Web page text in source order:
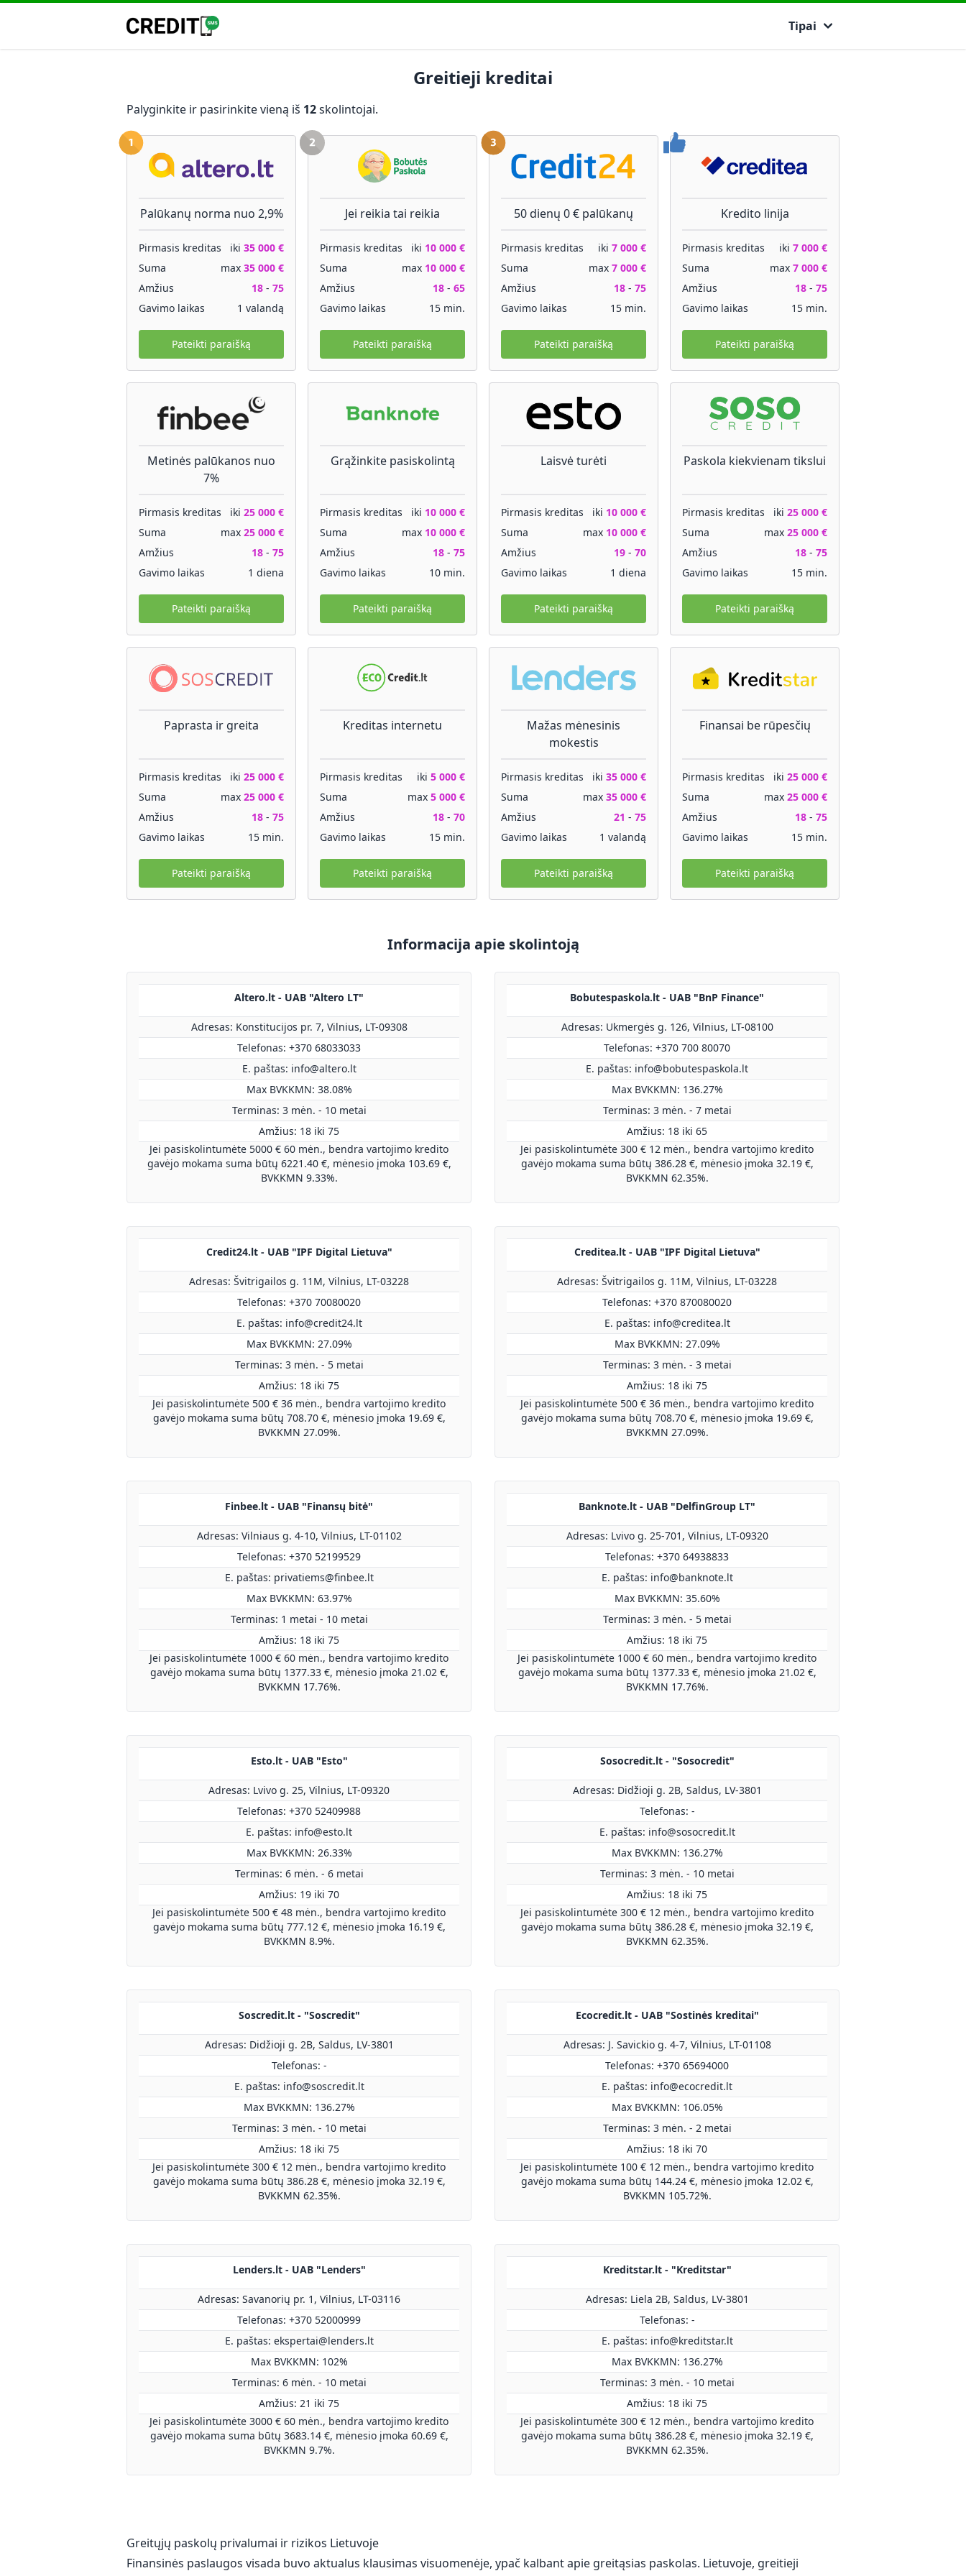
Tipai
Greitieji kreditai
Palyginkite ir pasirinkite vieną iš 12skolintojai.
Palūkanų norma nuo 2,9%
Pirmasis kreditas iki 35 000 €
Suma
max 35 000 €
Amžius
18 - 75
Gavimo laikas
1 valandą
Pateikti paraišką
Jei reikia tai reikia
Pirmasis kreditas iki 10 000 €
Suma
max 10 000 €
Amžius
18 - 65
Gavimo laikas
15 min.
Pateikti paraišką
50 dienų 0 € palūkanų
Pirmasis kreditas iki 7 000 €
Suma
max 7 000 €
Amžius
18 - 75
Gavimo laikas
15 min.
Pateikti paraišką
Kredito linija
Pirmasis kreditas iki 7 000 €
Suma
max 7 000 €
Amžius
18 - 75
Gavimo laikas
15 min.
Pateikti paraišką
Metinės palūkanos nuo
7%
Pirmasis kreditas iki 25 000 €
Suma
max 25 000 €
Amžius
18 - 75
Gavimo laikas
1 diena
Pateikti paraišką
Grąžinkite pasiskolintą
Pirmasis kreditas iki 10 000 €
Suma
max 10 000 €
Amžius
18 - 75
Gavimo laikas
10 min.
Pateikti paraišką
Laisvė turėti
Pirmasis kreditas iki 10 000 €
Suma
max 10 000 €
Amžius
19 - 70
Gavimo laikas
1 diena
Pateikti paraišką
Paskola kiekvienam tikslui
Pirmasis kreditas iki 25 000 €
Suma
max 25 000 €
Amžius
18 - 75
Gavimo laikas
15 min.
Pateikti paraišką
Paprasta ir greita
Pirmasis kreditas iki 25 000 €
Suma
max 25 000 €
Amžius
18 - 75
Gavimo laikas
15 min.
Pateikti paraišką
Kreditas internetu
Pirmasis kreditas iki 5 000 €
Suma
max 5 000 €
Amžius
18 - 70
Gavimo laikas
15 min.
Pateikti paraišką
Mažas mėnesinis
mokestis
Pirmasis kreditas iki 35 000 €
Suma
max 35 000 €
Amžius
21 - 75
Gavimo laikas
1 valandą
Pateikti paraišką
Finansai be rūpesčių
Pirmasis kreditas iki 25 000 €
Suma
max 25 000 €
Amžius
18 - 75
Gavimo laikas
15 min.
Pateikti paraišką
Informacija apie skolintoją
Altero.lt - UAB "Altero LT"
Adresas: Konstitucijos pr. 7, Vilnius, LT-09308
Telefonas: +370 68033033
E. paštas: info@altero.lt
Max BVKKMN: 38.08%
Terminas: 3 mėn. - 10 metai
Amžius: 18 iki 75
Jei pasiskolintumėte 5000 € 60 mėn., bendra vartojimo kredito
gavėjo mokama suma būtų 6221.40 €, mėnesio įmoka 103.69 €,
BVKKMN 9.33%.
Bobutespaskola.lt - UAB "BnP Finance"
Adresas: Ukmergės g. 126, Vilnius, LT-08100
Telefonas: +370 700 80070
E. paštas: info@bobutespaskola.lt
Max BVKKMN: 136.27%
Terminas: 3 mėn. - 7 metai
Amžius: 18 iki 65
Jei pasiskolintumėte 300 € 12 mėn., bendra vartojimo kredito
gavėjo mokama suma būtų 386.28 €, mėnesio įmoka 32.19 €,
BVKKMN 62.35%.
Credit24.lt - UAB "IPF Digital Lietuva"
Adresas: Švitrigailos g. 11M, Vilnius, LT-03228
Telefonas: +370 70080020
E. paštas: info@credit24.lt
Max BVKKMN: 27.09%
Terminas: 3 mėn. - 5 metai
Amžius: 18 iki 75
Jei pasiskolintumėte 500 € 36 mėn., bendra vartojimo kredito
gavėjo mokama suma būtų 708.70 €, mėnesio įmoka 19.69 €,
BVKKMN 27.09%.
Creditea.lt - UAB "IPF Digital Lietuva"
Adresas: Švitrigailos g. 11M, Vilnius, LT-03228
Telefonas: +370 870080020
E. paštas: info@creditea.lt
Max BVKKMN: 27.09%
Terminas: 3 mėn. - 3 metai
Amžius: 18 iki 75
Jei pasiskolintumėte 500 € 36 mėn., bendra vartojimo kredito
gavėjo mokama suma būtų 708.70 €, mėnesio įmoka 19.69 €,
BVKKMN 27.09%.
Finbee.lt - UAB "Finansų bitė"
Adresas: Vilniaus g. 4-10, Vilnius, LT-01102
Telefonas: +370 52199529
E. paštas: privatiems@finbee.lt
Max BVKKMN: 63.97%
Terminas: 1 metai - 10 metai
Amžius: 18 iki 75
Jei pasiskolintumėte 1000 € 60 mėn., bendra vartojimo kredito
gavėjo mokama suma būtų 1377.33 €, mėnesio įmoka 21.02 €,
BVKKMN 17.76%.
Banknote.lt - UAB "DelfinGroup LT"
Adresas: Lvivo g. 25-701, Vilnius, LT-09320
Telefonas: +370 64938833
E. paštas: info@banknote.lt
Max BVKKMN: 35.60%
Terminas: 3 mėn. - 5 metai
Amžius: 18 iki 75
Jei pasiskolintumėte 1000 € 60 mėn., bendra vartojimo kredito
gavėjo mokama suma būtų 1377.33 €, mėnesio įmoka 21.02 €,
BVKKMN 17.76%.
Esto.lt - UAB "Esto"
Adresas: Lvivo g. 25, Vilnius, LT-09320
Telefonas: +370 52409988
E. paštas: info@esto.lt
Max BVKKMN: 26.33%
Terminas: 6 mėn. - 6 metai
Amžius: 19 iki 70
Jei pasiskolintumėte 500 € 48 mėn., bendra vartojimo kredito
gavėjo mokama suma būtų 777.12 €, mėnesio įmoka 16.19 €,
BVKKMN 8.9%.
Sosocredit.lt - "Sosocredit"
Adresas: Didžioji g. 2B, Saldus, LV-3801
Telefonas: -
E. paštas: info@sosocredit.lt
Max BVKKMN: 136.27%
Terminas: 3 mėn. - 10 metai
Amžius: 18 iki 75
Jei pasiskolintumėte 300 € 12 mėn., bendra vartojimo kredito
gavėjo mokama suma būtų 386.28 €, mėnesio įmoka 32.19 €,
BVKKMN 62.35%.
Soscredit.lt - "Soscredit"
Adresas: Didžioji g. 2B, Saldus, LV-3801
Telefonas: -
E. paštas: info@soscredit.lt
Max BVKKMN: 136.27%
Terminas: 3 mėn. - 10 metai
Amžius: 18 iki 75
Jei pasiskolintumėte 300 € 12 mėn., bendra vartojimo kredito
gavėjo mokama suma būtų 386.28 €, mėnesio įmoka 32.19 €,
BVKKMN 62.35%.
Ecocredit.lt - UAB "Sostinės kreditai"
Adresas: J. Savickio g. 4-7, Vilnius, LT-01108
Telefonas: +370 65694000
E. paštas: info@ecocredit.lt
Max BVKKMN: 106.05%
Terminas: 3 mėn. - 2 metai
Amžius: 18 iki 70
Jei pasiskolintumėte 100 € 12 mėn., bendra vartojimo kredito
gavėjo mokama suma būtų 144.24 €, mėnesio įmoka 12.02 €,
BVKKMN 105.72%.
Lenders.lt - UAB "Lenders"
Adresas: Savanorių pr. 1, Vilnius, LT-03116
Telefonas: +370 52000999
E. paštas: ekspertai@lenders.lt
Max BVKKMN: 102%
Terminas: 6 mėn. - 10 metai
Amžius: 21 iki 75
Jei pasiskolintumėte 3000 € 60 mėn., bendra vartojimo kredito
gavėjo mokama suma būtų 3683.14 €, mėnesio įmoka 60.69 €,
BVKKMN 9.7%.
Kreditstar.lt - "Kreditstar"
Adresas: Liela 2B, Saldus, LV-3801
Telefonas: -
E. paštas: info@kreditstar.lt
Max BVKKMN: 136.27%
Terminas: 3 mėn. - 10 metai
Amžius: 18 iki 75
Jei pasiskolintumėte 300 € 12 mėn., bendra vartojimo kredito
gavėjo mokama suma būtų 386.28 €, mėnesio įmoka 32.19 €,
BVKKMN 62.35%.
Greitųjų paskolų privalumai ir rizikos Lietuvoje
Finansinės paslaugos visada buvo aktualus klausimas visuomenėje, ypač kalbant apie greitąsias paskolas. Lietuvoje, greitieji